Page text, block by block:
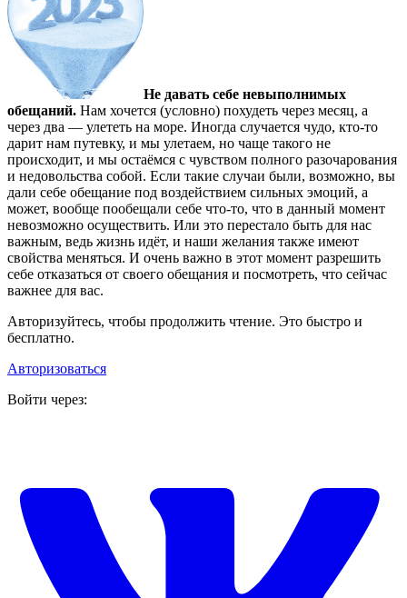
Не давать себе невыполнимых
обещаний. Нам хочется (условно) похудеть через месяц, а
через два — улететь на море. Иногда случается чудо, кто-то
дарит нам путевку, и мы улетаем, но чаще такого не
происходит, и мы остаёмся с чувством полного разочарования
и недовольства собой. Если такие случаи были, возможно, вы
дали себе обещание под воздействием сильных эмоций, а
может, вообще пообещали себе что-то, что в данный момент
невозможно осуществить. Или это перестало быть для нас
важным, ведь жизнь идёт, и наши желания также имеют
свойства меняться. И очень важно в этот момент разрешить
себе отказаться от своего обещания и посмотреть, что сейчас
важнее для вас.
Авторизуйтесь, чтобы продолжить чтение. Это быстро и
бесплатно.
Авторизоваться
Войти через: